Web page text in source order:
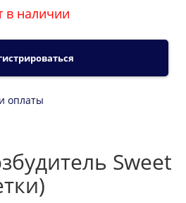
в наличии
оплаты
Sweet